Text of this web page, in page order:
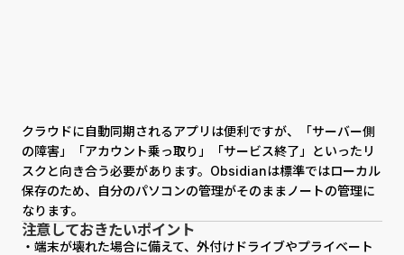
クラウドに自動同期されるアプリは便利ですが、「サーバー側
の障害」「アカウント乗っ取り」「サービス終了」といったリ
スクと向き合う必要があります。Obsidianは標準ではローカル
保存のため、自分のパソコンの管理がそのままノートの管理に
なります。
注意しておきたいポイント
・端末が壊れた場合に備えて、外付けドライブやプライベート